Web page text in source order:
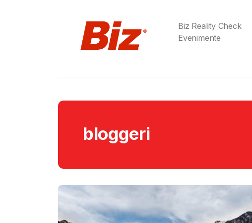
Biz Reality Check
Evenimente
bloggeri